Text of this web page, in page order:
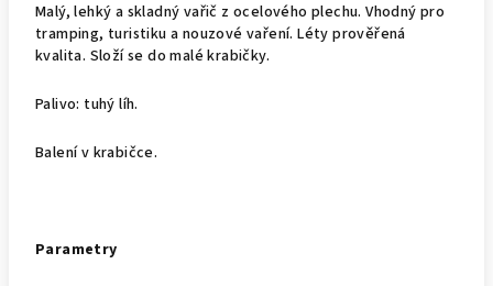
Malý, lehký a skladný vařič z ocelového plechu. Vhodný pro
tramping, turistiku a nouzové vaření. Léty prověřená
kvalita. Složí se do malé krabičky.
Palivo: tuhý líh.
Balení v krabičce.
Parametry